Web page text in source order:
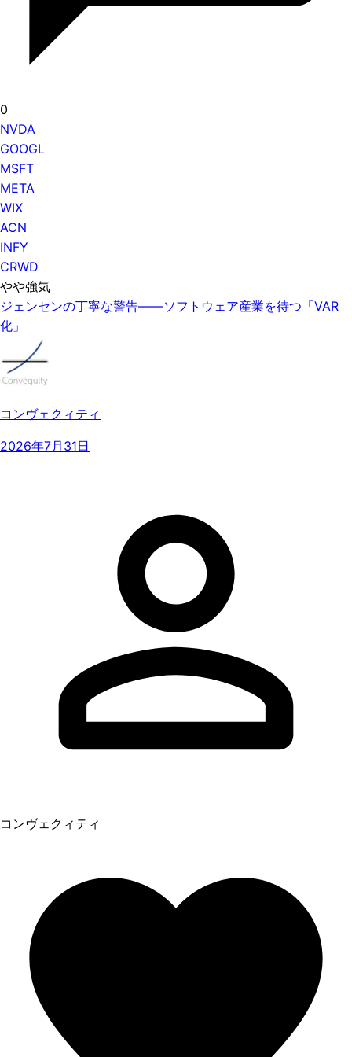
0
NVDA
GOOGL
MSFT
META
WIX
ACN
INFY
CRWD
やや強気
ジェンセンの丁寧な警告——ソフトウェア産業を待つ「VAR
化」
コンヴェクィティ
2026年7月31日
コンヴェクィティ